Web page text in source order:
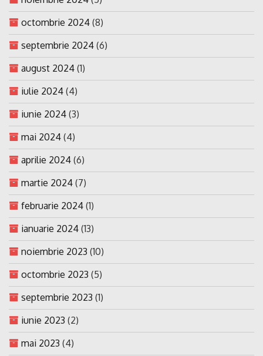
octombrie 2024 (8)
septembrie 2024 (6)
august 2024 (1)
iulie 2024 (4)
iunie 2024 (3)
mai 2024 (4)
aprilie 2024 (6)
martie 2024 (7)
februarie 2024 (1)
ianuarie 2024 (13)
noiembrie 2023 (10)
octombrie 2023 (5)
septembrie 2023 (1)
iunie 2023 (2)
mai 2023 (4)